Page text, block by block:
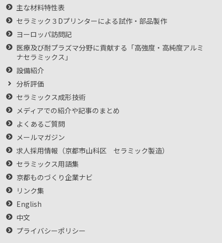
主な材料特性表
セラミック３Dプリンターによる試作・部品製作
ヨーロッパ訪問記
医療及び耐プラズマ分野に貢献する「高強度・高純度アルミ
ナセラミックス」
設備紹介
分析評価
セラミックス成形技術
メディアでの紹介や記事のまとめ
よくあるご質問
メールマガジン
求人採用情報（京都市山科区 セラミック製造）
セラミックス用語集
京都ものづくり企業ナビ
リンク集
English
中文
プライバシーポリシー